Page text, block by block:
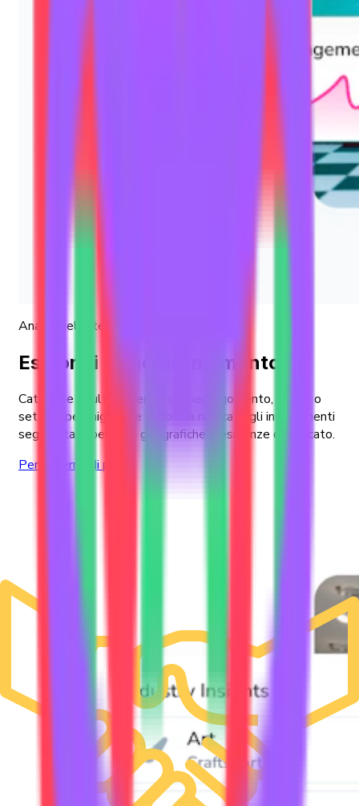
Analisi delle tendenze
Esplora i trend del momento
Catturate le ultime tendenze per argomento, paese o
settore per migliorare la vostra ricerca sugli investimenti
segmentata per aree geografiche o esigenze di mercato.
Per saperne di più